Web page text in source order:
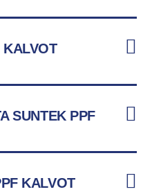
KALVOT
SUNTEK PPF
KALVOT